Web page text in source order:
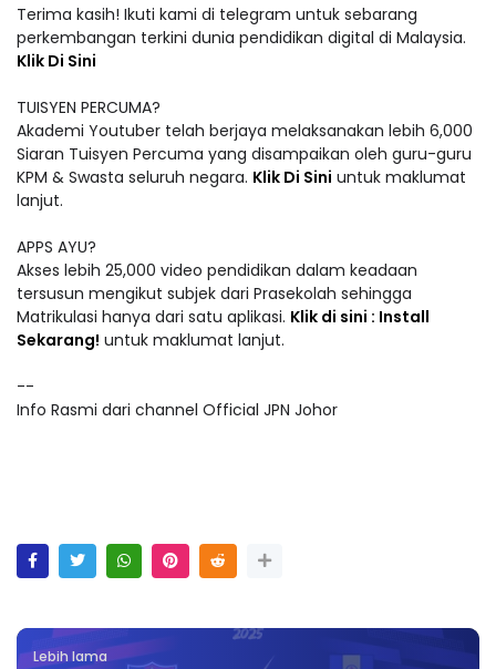
Terima kasih! Ikuti kami di telegram untuk sebarang
perkembangan terkini dunia pendidikan digital di Malaysia.
Klik Di Sini
TUISYEN PERCUMA?
Akademi Youtuber telah berjaya melaksanakan lebih 6,000
Siaran Tuisyen Percuma yang disampaikan oleh guru-guru
KPM & Swasta seluruh negara. Klik Di Sini untuk maklumat
lanjut.
APPS AYU?
Akses lebih 25,000 video pendidikan dalam keadaan
tersusun mengikut subjek dari Prasekolah sehingga
Matrikulasi hanya dari satu aplikasi. Klik di sini : Install
Sekarang! untuk maklumat lanjut.
--
Info Rasmi dari channel Official JPN Johor
Lebih lama